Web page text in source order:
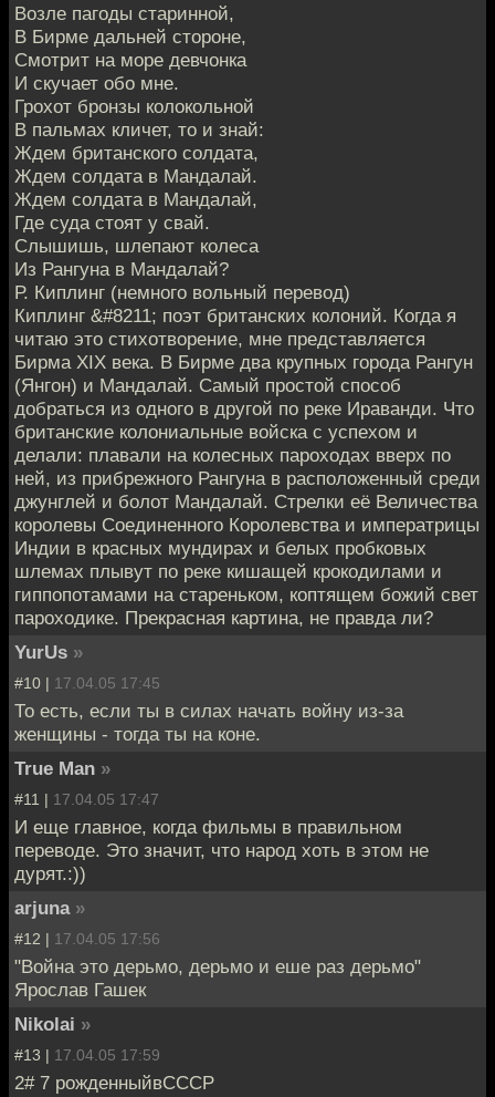
Возле пагоды старинной,
В Бирме дальней стороне,
Смотрит на море девчонка
И скучает обо мне.
Грохот бронзы колокольной
В пальмах кличет, то и знай:
Ждем британского солдата,
Ждем солдата в Мандалай.
Ждем солдата в Мандалай,
Где суда стоят у свай.
Слышишь, шлепают колеса
Из Рангуна в Мандалай?
Р. Киплинг (немного вольный перевод)
Киплинг &#8211; поэт британских колоний. Когда я
читаю это стихотворение, мне представляется
Бирма XIX века. В Бирме два крупных города Рангун
(Янгон) и Мандалай. Самый простой способ
добраться из одного в другой по реке Ираванди. Что
британские колониальные войска с успехом и
делали: плавали на колесных пароходах вверх по
ней, из прибрежного Рангуна в расположенный среди
джунглей и болот Мандалай. Стрелки её Величества
королевы Соединенного Королевства и императрицы
Индии в красных мундирах и белых пробковых
шлемах плывут по реке кишащей крокодилами и
гиппопотамами на стареньком, коптящем божий свет
пароходике. Прекрасная картина, не правда ли?
YurUs »
#10 | 17.04.05 17:45
То есть, если ты в силах начать войну из-за
женщины - тогда ты на коне.
True Man »
#11 | 17.04.05 17:47
И еще главное, когда фильмы в правильном
переводе. Это значит, что народ хоть в этом не
дурят.:))
arjuna »
#12 | 17.04.05 17:56
"Война это дерьмо, дерьмо и еше раз дерьмо"
Ярослав Гашек
Nikolai »
#13 | 17.04.05 17:59
2# 7 рожденныйвСССР